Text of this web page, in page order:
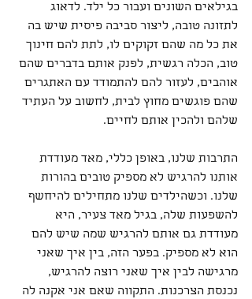
בגילאים השונים ועבור כל ילד. לדאוג
לתזונה טובה, ליצור סביבה פיסית שיש בה
את כל מה שהם זקוקים לו, לתת להם חינוך
טוב, הכלה רגשית, לפנק אותם בדברים שהם
אוהבים, לעזור להם להתמודד עם האתגרים
שהם פוגשים מחוץ לבית, לחשוב על העתיד
שלהם ולהכין אותם לחיים.
התרבות שלנו, באופן כללי, מאד מעודדת
אותנו להרגיש לא מספיק טובים בהורות
שלנו. וכשהילדים שלנו מתחילים להיחשף
להשפעות שלה, בגיל מאד צעיר, היא
מעודדת גם אותם להרגיש שמה שיש להם
הוא לא מספיק. בפער הזה, בין איך שאני
מרגישה לבין איך שאני רוצה להרגיש,
נכנסת הצרכנות. התקווה שאם אני אקנה לה